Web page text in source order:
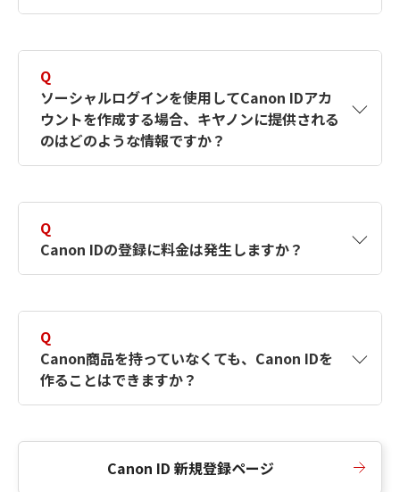
す。詳しい作成方法は【カメラ】Canon IDとは
何ですか？Canon IDの作成方法は？をご確認く
ださい。
Q
ソーシャルログインを使用してCanon IDアカ
ウントを作成する場合、キヤノンに提供される
のはどのような情報ですか？
択したサービスから取得します。アカウントを
簡単に作成できるように、この情報を使用して
Canon IDの登録フォームを入力します。
Q
Canon IDの登録に料金は発生しますか？
Q
Canon商品を持っていなくても、Canon IDを
作ることはできますか？
Canon ID 新規登録ページ